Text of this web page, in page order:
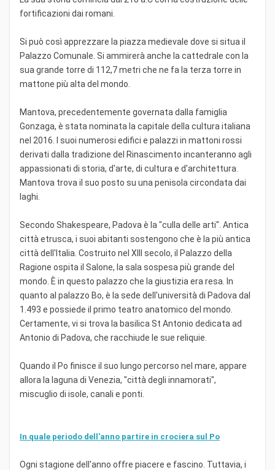
fortificazioni dai romani.
Si può così apprezzare la piazza medievale dove si situa il
Palazzo Comunale. Si ammirerà anche la cattedrale con la
sua grande torre di 112,7 metri che ne fa la terza torre in
mattone più alta del mondo.
Mantova, precedentemente governata dalla famiglia
Gonzaga, è stata nominata la capitale della cultura italiana
nel 2016. I suoi numerosi edifici e palazzi in mattoni rossi
derivati dalla tradizione del Rinascimento incanteranno agli
appassionati di storia, d'arte, di cultura e d'architettura.
Mantova trova il suo posto su una penisola circondata dai
laghi.
Secondo Shakespeare, Padova è la "culla delle arti". Antica
città etrusca, i suoi abitanti sostengono che è la più antica
città dell'Italia. Costruito nel XIII secolo, il Palazzo della
Ragione ospita il Salone, la sala sospesa più grande del
mondo. È in questo palazzo che la giustizia era resa. In
quanto al palazzo Bo, è la sede dell'università di Padova dal
1.493 e possiede il primo teatro anatomico del mondo.
Certamente, vi si trova la basilica St Antonio dedicata ad
Antonio di Padova, che racchiude le sue reliquie.
Quando il Po finisce il suo lungo percorso nel mare, appare
allora la laguna di Venezia, "città degli innamorati",
miscuglio di isole, canali e ponti.
In quale periodo dell'anno partire in crociera sul Po
Ogni stagione dell'anno offre piacere e fascino. Tuttavia, i